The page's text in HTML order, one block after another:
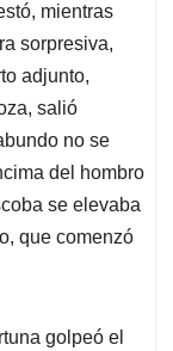
mientras
sorpresiva,
adjunto,
salió
no se
del hombro
se elevaba
que comenzó
golpeó el